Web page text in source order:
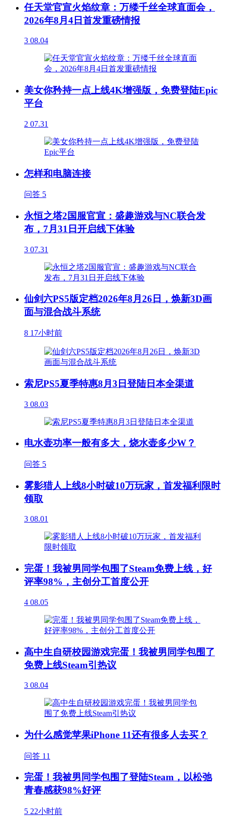
任天堂官宣火焰纹章：万缕千丝全球直面会，
2026年8月4日首发重磅情报
3 08.04
美女你矜持一点上线4K增强版，免费登陆Epic
平台
2 07.31
怎样和电脑连接
问答 5
永恒之塔2国服官宣：盛趣游戏与NC联合发
布，7月31日开启线下体验
3 07.31
仙剑六PS5版定档2026年8月26日，焕新3D画
面与混合战斗系统
8 17小时前
索尼PS5夏季特惠8月3日登陆日本全渠道
3 08.03
电水壶功率一般有多大，烧水壶多少W？
问答 5
雾影猎人上线8小时破10万玩家，首发福利限时
领取
3 08.01
完蛋！我被男同学包围了Steam免费上线，好
评率98%，主创分工首度公开
4 08.05
高中生自研校园游戏完蛋！我被男同学包围了
免费上线Steam引热议
3 08.04
为什么感觉苹果iPhone 11还有很多人去买？
问答 11
完蛋！我被男同学包围了登陆Steam，以松弛
青春感获98%好评
5 22小时前